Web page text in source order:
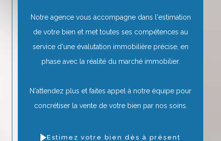
Notre agence vous accompagne dans l'estimation
de votre bien et met toutes ses compétences au
service d'une évalutation immobilière précise, en
phase avec la réalité du marché immobilier.
N'attendez plus et faites appel à notre équipe pour
concrétiser la vente de votre bien par nos soins.
Estimez votre bien dès à présent